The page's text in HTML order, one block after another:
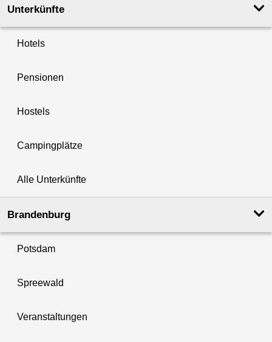
Unterkünfte
Hotels
Pensionen
Hostels
Campingplätze
Alle Unterkünfte
Brandenburg
Potsdam
Spreewald
Veranstaltungen